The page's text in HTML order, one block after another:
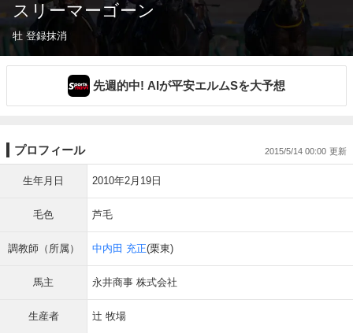
スリーマーゴーン
牡 登録抹消
先週的中! AIが平安エルムSを大予想
プロフィール 2015/5/14 00:00
生年月日 2010年2月19日
毛色 芦毛
調教師（所属） 中内田 充正(栗東)
馬主 永井商事 株式会社
生産者 辻 牧場